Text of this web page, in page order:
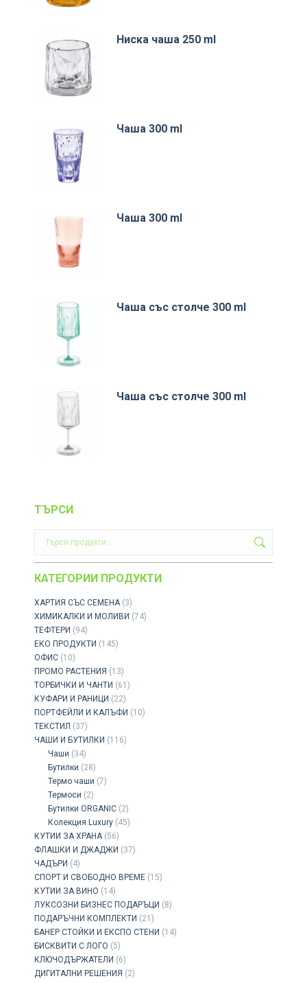
Ниска чаша 250 ml
Чаша 300 ml
Чаша 300 ml
Чаша със столче 300 ml
Чаша със столче 300 ml
ТЪРСИ
КАТЕГОРИИ ПРОДУКТИ
ХАРТИЯ СЪС СЕМЕНА (3)
ХИМИКАЛКИ И МОЛИВИ (74)
ТЕФТЕРИ (94)
ЕКО ПРОДУКТИ (145)
ОФИС (10)
ПРОМО РАСТЕНИЯ (13)
ТОРБИЧКИ И ЧАНТИ (61)
КУФАРИ И РАНИЦИ (22)
ПОРТФЕЙЛИ И КАЛЪФИ (10)
ТЕКСТИЛ (37)
ЧАШИ И БУТИЛКИ (116)
Чаши (34)
Бутилки (28)
Термо чаши (7)
Термоси (2)
Бутилки ORGANIC (2)
Колекция Luxury (45)
КУТИИ ЗА ХРАНА (56)
ФЛАШКИ И ДЖАДЖИ (37)
ЧАДЪРИ (4)
СПОРТ И СВОБОДНО ВРЕМЕ (15)
КУТИИ ЗА ВИНО (14)
ЛУКСОЗНИ БИЗНЕС ПОДАРЪЦИ (8)
ПОДАРЪЧНИ КОМПЛЕКТИ (21)
БАНЕР СТОЙКИ И ЕКСПО СТЕНИ (14)
БИСКВИТИ С ЛОГО (5)
КЛЮЧОДЪРЖАТЕЛИ (6)
ДИГИТАЛНИ РЕШЕНИЯ (2)